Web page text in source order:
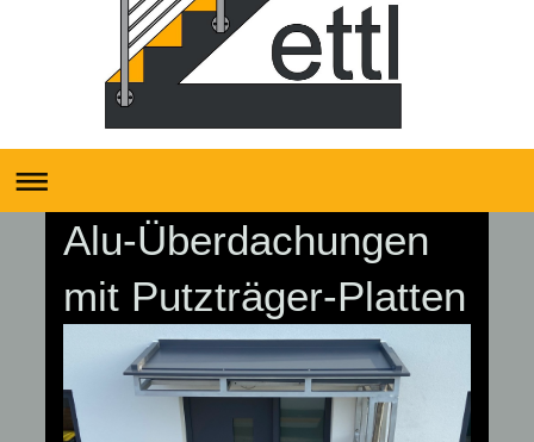
Alu-Überdachungen
mit Putzträger-Platten